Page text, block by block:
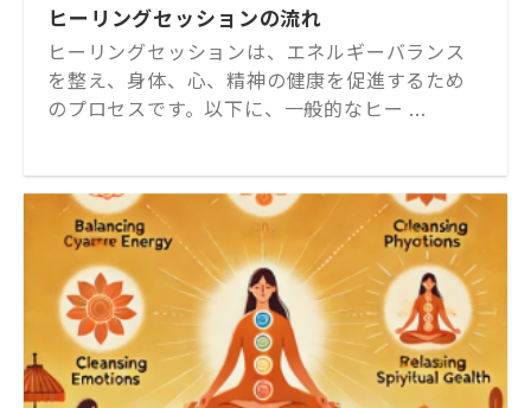
ヒーリングセッションの流れ
ヒーリングセッションは、エネルギーバランス
を整え、身体、心、精神の健康を促進するため
のプロセスです。以下に、一般的なヒー ...